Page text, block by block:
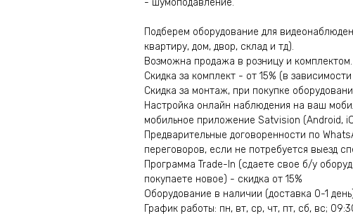
- шумоподавление.
Подберем оборудование для
квартиру, дом, двор, склад и тд).
Возможна продажа в розницу и комплектом.
Скидка за комплект - от 15% (в
Скидка за монтаж, при покупке
Настройка онлайн наблюдения на ваш
мобильное приложение Satvision (Android,
Предварительные договоренности по
переговоров, если не потребуется выезд
Программа Trade-In (сдаете свое б/у
покупаете новое) - скидка от 15%
Оборудование в наличии (доставка 0-1
График работы: пн, вт, ср, чт, пт, сб, вс;